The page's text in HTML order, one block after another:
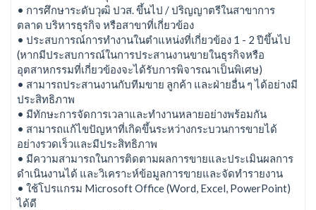
• การศึกษาระดับวุฒิ ปวส. ขึ้นไป / ปริญญาตรีในสาขาการ
ตลาด บริหารธุรกิจ หรือสาขาที่เกี่ยวข้อง
• ประสบการณ์การทำงานในตำแหน่งที่เกี่ยวข้อง 1 - 2 ปีขึ้นไป
(หากมีประสบการณ์ในการประสานงานขายในธุรกิจหรือ
อุตสาหกรรมที่เกี่ยวข้องจะได้รับการพิจารณาเป็นพิเศษ)
• สามารถประสานงานกับทีมขาย ลูกค้า และฝ่ายอื่น ๆ ได้อย่างมี
ประสิทธิภาพ
• มีทักษะการจัดการเวลาและทำงานหลายอย่างพร้อมกัน
• สามารถแก้ไขปัญหาที่เกิดขึ้นระหว่างกระบวนการขายได้
อย่างรวดเร็วและมีประสิทธิภาพ
• มีความสามารถในการติดตามผลการขายและประเมินผลการ
ดำเนินงานได้ และวิเคราะห์ข้อมูลการขายและจัดทำรายงาน
• ใช้โปรแกรม Microsoft Office (Word, Excel, PowerPoint)
ได้ดี